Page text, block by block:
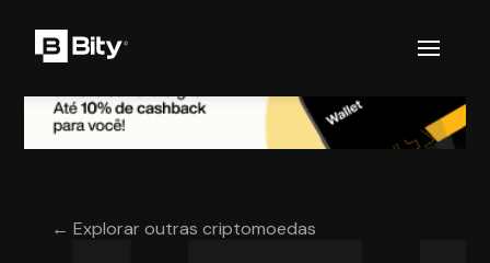
← Explorar outras criptomoedas